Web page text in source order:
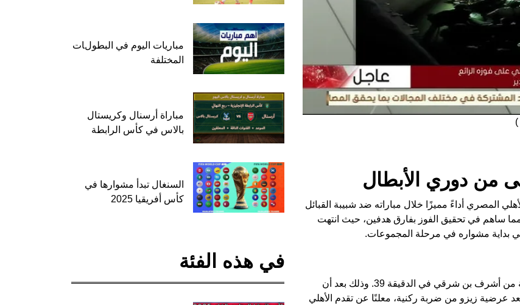
)
من دوري الأبطال
المصري أداءً مميزًا خلال مباراته ضد شبيبة القبائل
ساهم في تحقيق الفوز بفارق هدفين، حيث انتهت
كان الهدف الثاني لشريف قد جاء بعد استلامه عرضية رائعة من أشرف بن شرقي في الدقيقة 39. وذلك بعد أن
في الدقيقة 36 برأسية مذهلة بعد عرضية زيزو من ضربة ركنية، معلنًا عن تقدم الأهلي
مباريات اليوم في البطولات
المختلفة
مباراة أرسنال وكريستال
بالاس في كأس الرابطة
السنغال تبدأ مشوارها في
كأس أفريقيا 2025
في هذه الفئة